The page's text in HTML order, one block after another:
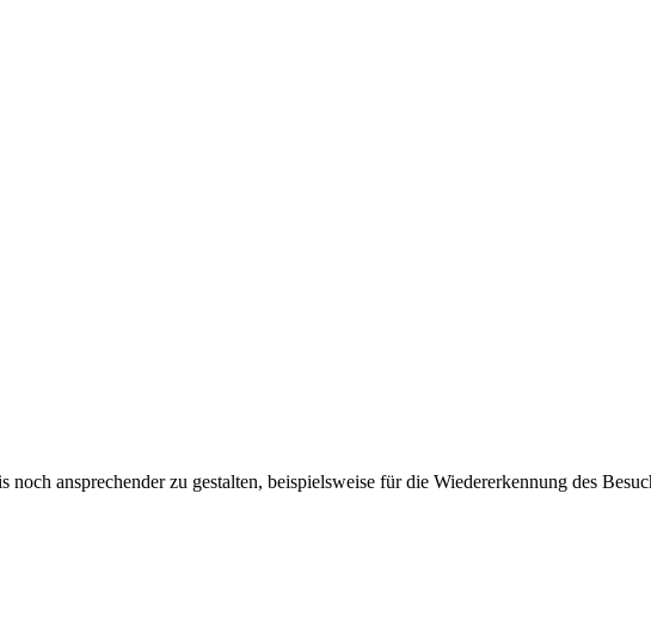
ansprechender zu gestalten, beispielsweise für die Wiedererkennung des